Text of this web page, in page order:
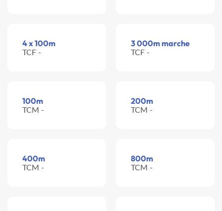
4 x 100m
TCF -
3 000m marche
TCF -
100m
TCM -
200m
TCM -
400m
TCM -
800m
TCM -